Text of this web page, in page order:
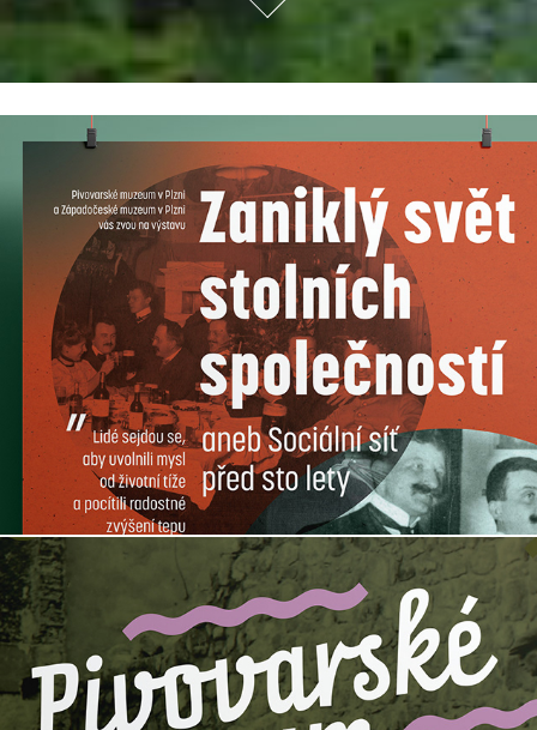
Zaniklý svět stolních společností